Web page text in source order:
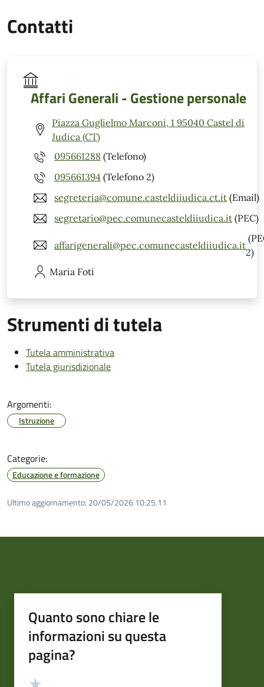
Contatti
Affari Generali - Gestione personale
Piazza Guglielmo Marconi, 1 95040 Castel di
Judica (CT)
095661288 (Telefono)
095661394 (Telefono 2)
segreteria@comune.casteldiiudica.ct.it (Email)
segretario@pec.comunecasteldiiudica.it (PEC)
affarigenerali@pec.comunecasteldiiudica.it
2)
Maria Foti
Strumenti di tutela
Tutela amministrativa
Tutela giurisdizionale
Argomenti:
Istruzione
Categorie:
Educazione e formazione
Ultimo aggiornamento: 20/05/2026 10:25.11
Quanto sono chiare le
informazioni su questa
pagina?
Valutazione